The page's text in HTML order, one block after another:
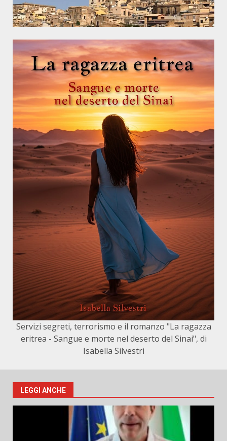
Servizi segreti, terrorismo e il romanzo "La ragazza
eritrea - Sangue e morte nel deserto del Sinai", di
Isabella Silvestri
LEGGI ANCHE